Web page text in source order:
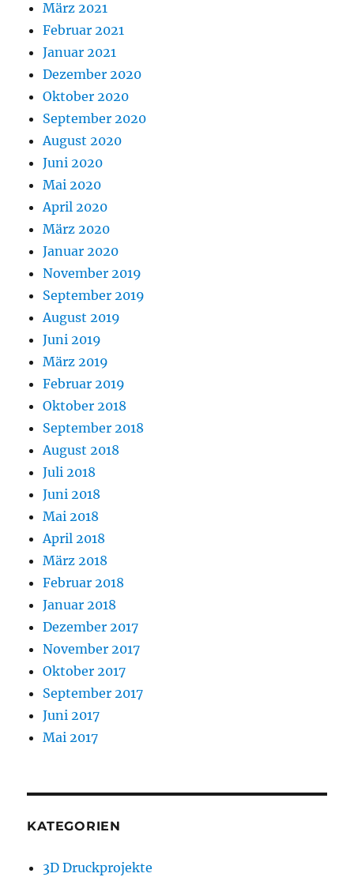
März 2021
Februar 2021
Januar 2021
Dezember 2020
Oktober 2020
September 2020
August 2020
Juni 2020
Mai 2020
April 2020
März 2020
Januar 2020
November 2019
September 2019
August 2019
Juni 2019
März 2019
Februar 2019
Oktober 2018
September 2018
August 2018
Juli 2018
Juni 2018
Mai 2018
April 2018
März 2018
Februar 2018
Januar 2018
Dezember 2017
November 2017
Oktober 2017
September 2017
Juni 2017
Mai 2017
KATEGORIEN
3D Druckprojekte